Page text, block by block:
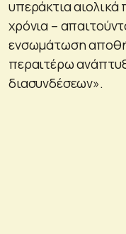
υπεράκτια
χρόνια –
ενσωμάτωση
περαιτέρω
διασυνδέσεων».